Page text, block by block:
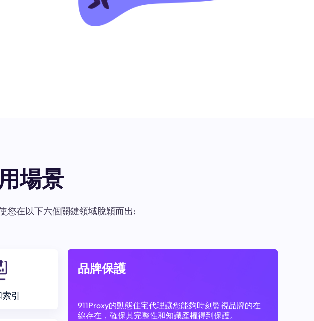
場景
您在以下六個關鍵領域脫穎而出:
引
品牌保護
911Proxy的動態住宅代理讓您能夠時刻監視品牌的在
線存在，確保其完整性和知識產權得到保護。